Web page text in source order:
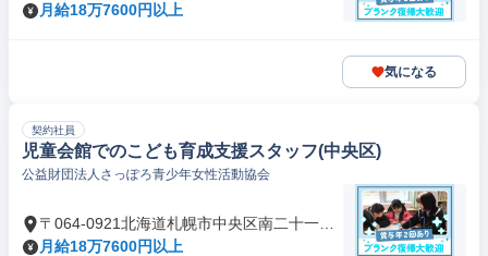
条
月給18万7600円以上
気になる
契約社員
児童会館でのこども育成支援スタッフ(中央区)
公益財団法人さっぽろ青少年女性活動協会
〒064-0921北海道札幌市中央区南二十一条
西
月給18万7600円以上